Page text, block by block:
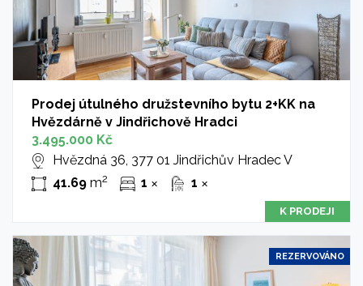
Prodej útulného družstevního bytu 2+KK na
Hvězdárně v Jindřichově Hradci
3.495.000 Kč
Hvězdná 36, 377 01 Jindřichův Hradec V
41.69m2 1 ✕ 1 ✕
K PRODEJI
REZERVOVÁNO